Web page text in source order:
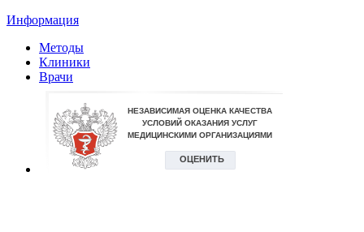
Информация
Методы
Клиники
Врачи